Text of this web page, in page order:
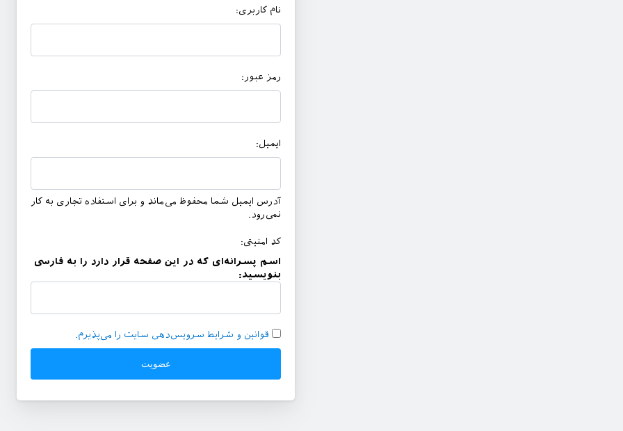
نام کاربری:
رمز عبور:
ایمیل:
آدرس ایمیل شما محفوظ می‌ماند و برای استفاده تجاری به کار
نمی‌رود.
کد امنیتی:
اسم پسرانه‌ای که در این صفحه قرار دارد را به فارسی
بنویسید:
قوانین و شرایط سرویس‌دهی سایت را می‌پذیرم.